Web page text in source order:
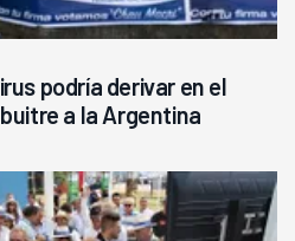
podría derivar en el
a la Argentina